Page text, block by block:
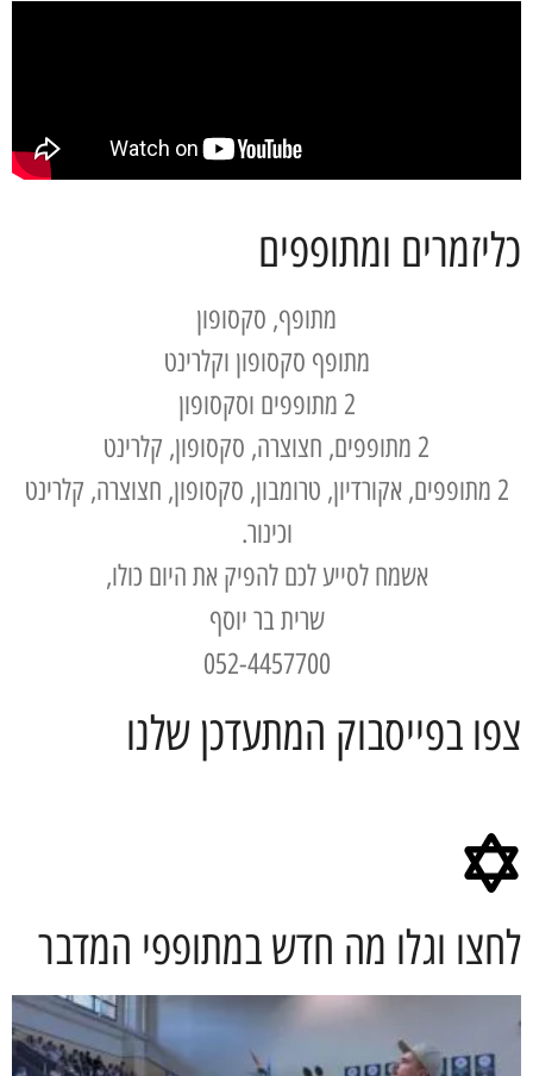
כליזמרים ומתופפים
מתופף, סקסופון
מתופף סקסופון וקלרינט
2 מתופפים וסקסופון
2 מתופפים, חצוצרה, סקסופון, קלרינט
2 מתופפים, אקורדיון, טרומבון, סקסופון, חצוצרה, קלרינט
וכינור.
אשמח לסייע לכם להפיק את היום כולו,
שרית בר יוסף
052-4457700
צפו בפייסבוק המתעדכן שלנו
לחצו וגלו מה חדש במתופפי המדבר